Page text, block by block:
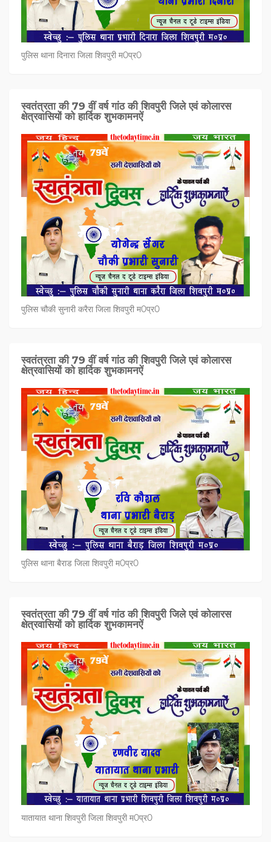
पुलिस थाना दिनारा जिला शिवपुरी म0प्र0
स्वतंत्रता की 79 वीं वर्ष गांठ की शिवपुरी जिले एवं कोलारस
क्षेत्रवासियों को हार्दिक शुभकामनऐं
पुलिस चौकी सुनारी करैरा जिला शिवपुरी म0प्र0
स्वतंत्रता की 79 वीं वर्ष गांठ की शिवपुरी जिले एवं कोलारस
क्षेत्रवासियों को हार्दिक शुभकामनऐं
पुलिस थाना बैराड जिला शिवपुरी म0प्र0
स्वतंत्रता की 79 वीं वर्ष गांठ की शिवपुरी जिले एवं कोलारस
क्षेत्रवासियों को हार्दिक शुभकामनऐं
यातायात थाना शिवपुरी जिला शिवपुरी म0प्र0